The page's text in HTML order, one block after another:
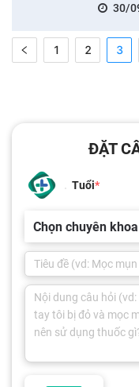
30/
1 2 3
ĐẶT
Tuổi
Chọn chuyên khoa